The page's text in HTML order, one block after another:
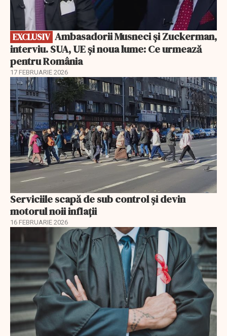
EXCLUSIV
interviu. SUA, UE și noua lume: Ce urmează
pentru România
17 FEBRUARIE 2026
Serviciile scapă de sub control și devin
motorul noii inflații
16 FEBRUARIE 2026